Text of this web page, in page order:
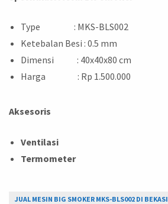
Type : MKS-BLS002
Ketebalan Besi : 0.5 mm
Dimensi : 40x40x80 cm
Harga : Rp 1.500.000
Aksesoris
Ventilasi
Termometer
JUAL MESIN BIG SMOKER MKS-BLS002 DI BEKASI